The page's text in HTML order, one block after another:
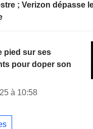
; Verizon dépasse
pied sur ses
pour doper son
à 10:58